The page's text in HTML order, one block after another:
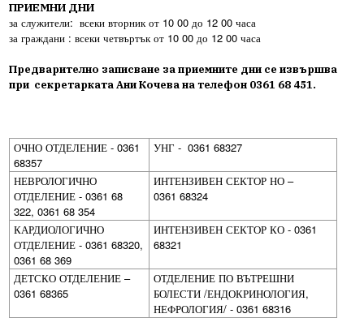
ПРИЕМНИ ДНИ
за служители: всеки вторник от 10 00 до 12 00 часа
за граждани : всеки четвъртък от 10 00 до 12 00 часа
Предварително записване за приемните дни се извършва
при секретарката Ани Кочева на телефон 0361 68 451.
ОЧНО ОТДЕЛЕНИЕ - 0361
68357
УНГ - 0361 68327
НЕВРОЛОГИЧНО
ОТДЕЛЕНИЕ - 0361 68
322, 0361 68 354
ИНТЕНЗИВЕН СЕКТОР НО –
0361 68324
КАРДИОЛОГИЧНО
ОТДЕЛЕНИЕ - 0361 68320,
0361 68 369
ИНТЕНЗИВЕН СЕКТОР КО - 0361
68321
ДЕТСКО ОТДЕЛЕНИЕ –
0361 68365
ОТДЕЛЕНИЕ ПО ВЪТРЕШНИ
БОЛЕСТИ /ЕНДОКРИНОЛОГИЯ,
НЕФРОЛОГИЯ/ - 0361 68316